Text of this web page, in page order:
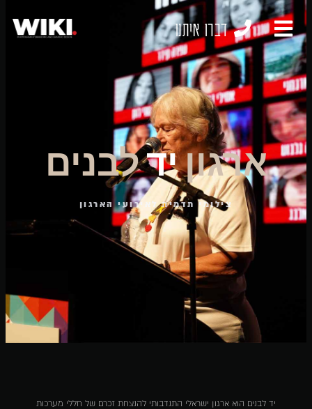
דברו איתנו
ארגוןידלבנים
צילומי תדמית לאירועי הארגון
יד לבנים הוא ארגון ישראלי התנדבותי להנצחת זכרם של חללי מערכות